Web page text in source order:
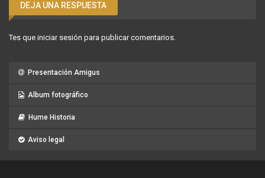
DEJA UNA RESPUESTA
Tes que iniciar sesión para publicar comentarios.
Presentación Amigus
Album fotográfico
Hume Historia
Aviso legal